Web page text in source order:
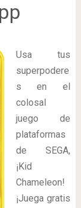
Usa tus
superpodere
s en el
colosal
juego de
plataformas
de SEGA,
¡Kid
Chameleon!
¡Juega gratis